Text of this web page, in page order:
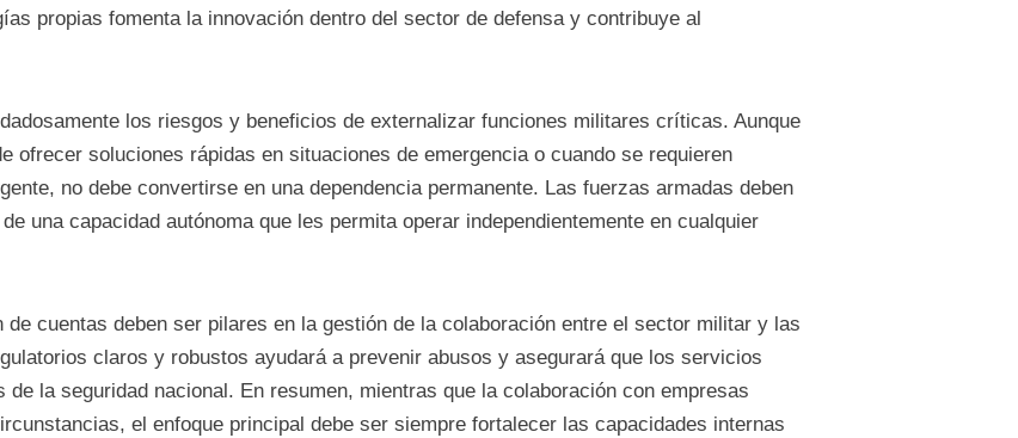
propias fomenta la innovación dentro del sector de defensa y contribuye al
los riesgos y beneficios de externalizar funciones militares críticas. Aunque
ofrecer soluciones rápidas en situaciones de emergencia o cuando se requieren
no debe convertirse en una dependencia permanente. Las fuerzas armadas deben
una capacidad autónoma que les permita operar independientemente en cualquier
cuentas deben ser pilares en la gestión de la colaboración entre el sector militar y las
claros y robustos ayudará a prevenir abusos y asegurará que los servicios
la seguridad nacional. En resumen, mientras que la colaboración con empresas
el enfoque principal debe ser siempre fortalecer las capacidades internas